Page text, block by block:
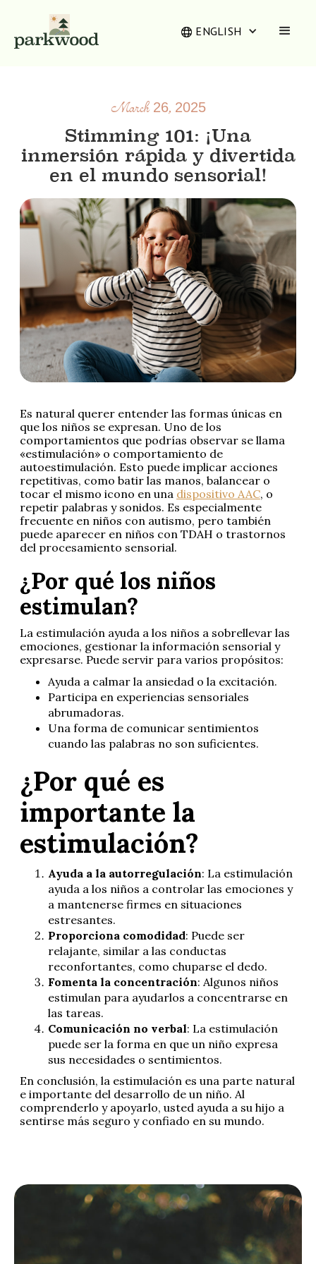
ENGLISH
March 26, 2025
Stimming 101: ¡Una
inmersión rápida y divertida
en el mundo sensorial!
Es natural querer entender las formas únicas en
que los niños se expresan. Uno de los
comportamientos que podrías observar se llama
«estimulación» o comportamiento de
autoestimulación. Esto puede implicar acciones
repetitivas, como batir las manos, balancear o
tocar el mismo icono en una dispositivo AAC, o
repetir palabras y sonidos. Es especialmente
frecuente en niños con autismo, pero también
puede aparecer en niños con TDAH o trastornos
del procesamiento sensorial.
¿Por qué los niños
estimulan?
La estimulación ayuda a los niños a sobrellevar las
emociones, gestionar la información sensorial y
expresarse. Puede servir para varios propósitos:
Ayuda a calmar la ansiedad o la excitación.
Participa en experiencias sensoriales
abrumadoras.
Una forma de comunicar sentimientos
cuando las palabras no son suficientes.
¿Por qué es
importante la
estimulación?
Ayuda a la autorregulación: La estimulación
ayuda a los niños a controlar las emociones y
a mantenerse firmes en situaciones
estresantes.
Proporciona comodidad: Puede ser
relajante, similar a las conductas
reconfortantes, como chuparse el dedo.
Fomenta la concentración: Algunos niños
estimulan para ayudarlos a concentrarse en
las tareas.
Comunicación no verbal: La estimulación
puede ser la forma en que un niño expresa
sus necesidades o sentimientos.
En conclusión, la estimulación es una parte natural
e importante del desarrollo de un niño. Al
comprenderlo y apoyarlo, usted ayuda a su hijo a
sentirse más seguro y confiado en su mundo.